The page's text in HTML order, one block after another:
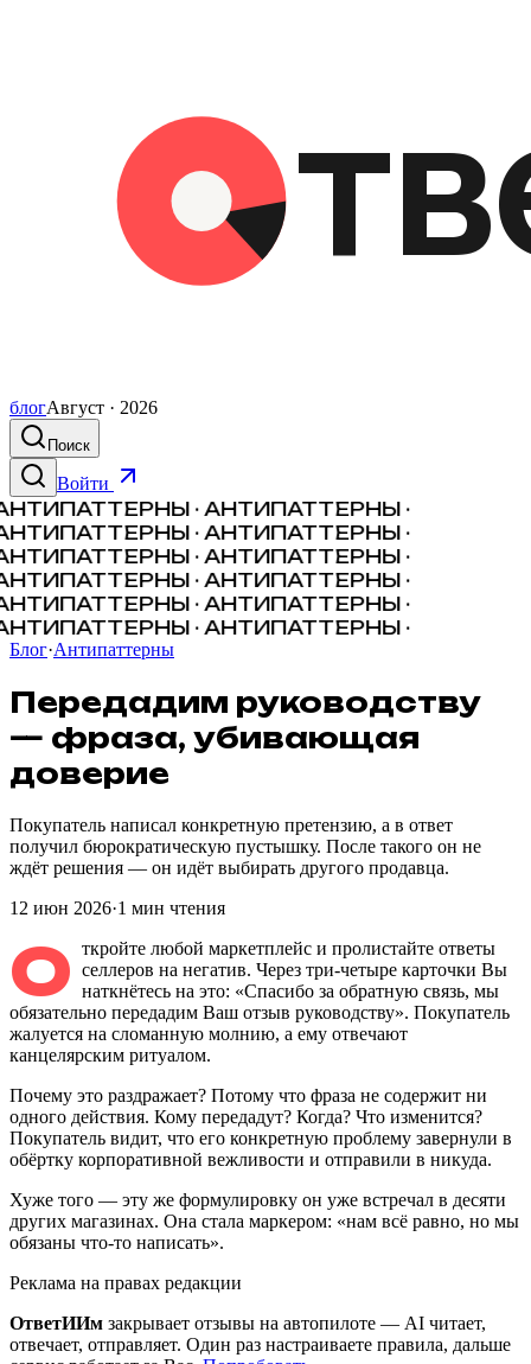
блогАвгуст · 2026
Поиск
Войти
· АНТИПАТТЕРНЫ ·
· АНТИПАТТЕРНЫ ·
· АНТИПАТТЕРНЫ ·
· АНТИПАТТЕРНЫ ·
· АНТИПАТТЕРНЫ ·
· АНТИПАТТЕРНЫ ·
Блог·Антипаттерны
Передадим руководству
— фраза, убивающая
доверие
Покупатель написал конкретную претензию, а в ответ
получил бюрократическую пустышку. После такого он не
ждёт решения — он идёт выбирать другого продавца.
12 июн 2026·1 мин чтения
О ткройте любой маркетплейс и пролистайте ответы
селлеров на негатив. Через три-четыре карточки Вы
наткнётесь на это: «Спасибо за обратную связь, мы
обязательно передадим Ваш отзыв руководству». Покупатель
жалуется на сломанную молнию, а ему отвечают
канцелярским ритуалом.
Почему это раздражает? Потому что фраза не содержит ни
одного действия. Кому передадут? Когда? Что изменится?
Покупатель видит, что его конкретную проблему завернули в
обёртку корпоративной вежливости и отправили в никуда.
Хуже того — эту же формулировку он уже встречал в десяти
других магазинах. Она стала маркером: «нам всё равно, но мы
обязаны что-то написать».
Реклама на правах редакции
ОтветИИм закрывает отзывы на автопилоте — AI читает,
отвечает, отправляет. Один раз настраиваете правила, дальше